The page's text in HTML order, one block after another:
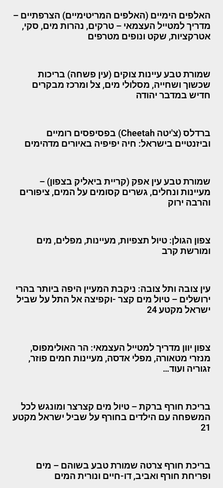
האלפים הימיים (האלפים המריטימיים) הצרפתיים –
מדריך למטייל העצמאי – טרקים, נהרות מים, סקי,
אטרקציות, שקט ונופים מטרפים
שמורת טבע עיינות צוקים (עין פשחה) בריכות
שכשוך ושחייה, מסלולי מים, צל ומרכז מבקרים
חדיש במדבר יהודה
ברדלס (צ'יטה Cheetah) בפסיפסים רומיים
וביזנטיים בישראל: חיה יפיפיה באיורים מדהימים
שמורת טבע עין אפק (קריית ביאליק בצפון) –
מעיינות ונחלים, גשרים קסומים על המים, ציפורים
והרבה ירוק
צפון הגולן: טיול תצפיות, מעיינות, מפלים, מים
ומורשת קרב
עין צובה ותל צובה: ניקבת המעיין היפה ביותר בהרי
ירושלים – טיול מים קצר -וקפיצה אל התל על שביל
ישראל מקטע 24
צפון יוון מדריך למטייל העצמאי: הר האולימפוס,
מנזרי מטאורה, מפלי אדסה, מעיינות חמים פוזר,
זגוריה ועוד…
בריכת חורף ברקת – טיול מים קצרצר ומונגש לכל
המשפחה עם הילדים בחורף על שביל ישראל מקטע
21
בריכת חורף צרטה שמורת טבע בשוהם – מים
ופריחת חורף ואביב, דו-חיים ונורית המים